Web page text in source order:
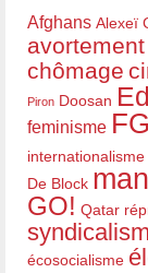
Afghans Alexeï
avortement
chômage
Piron Doosan
feminisme
internationalisme
De Block
GO! Qatar
écosocialisme